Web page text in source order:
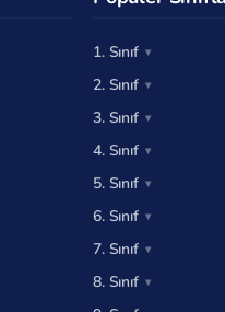
1. Sınıf
2. Sınıf
3. Sınıf
4. Sınıf
5. Sınıf
6. Sınıf
7. Sınıf
8. Sınıf